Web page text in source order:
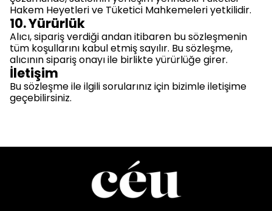
Hakem Heyetleri ve Tüketici Mahkemeleri yetkilidir.
10. Yürürlük
Alıcı, sipariş verdiği andan itibaren bu sözleşmenin
tüm koşullarını kabul etmiş sayılır. Bu sözleşme,
alıcının sipariş onayı ile birlikte yürürlüğe girer.
İletişim
Bu sözleşme ile ilgili sorularınız için bizimle iletişime
geçebilirsiniz.